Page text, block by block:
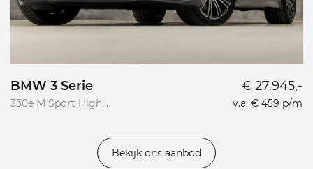
BMW 3 Serie
330e M Sport High
€ 27.945,-
v.a. € 459 p/m
Bekijk ons aanbod